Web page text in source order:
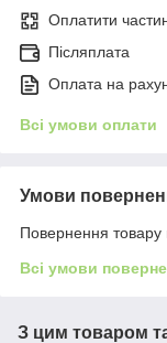
Оплатити
Післяплата
Оплата на
Всі умови оплати
Умови
Повернення товару
Всі умови
З цим товаром